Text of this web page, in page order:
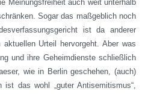
Meinungsfreiheit auch weit unterhalb
Sogar das maßgeblich noch
ist da anderer
Urteil hervorgeht. Aber was
und ihre Geheimdienste schließlich
wie in Berlin geschehen, (auch)
ist das wohl „guter Antisemitismus“,